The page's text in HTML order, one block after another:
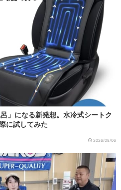
」になる新発想。水冷式シートク
に試してみた
2026/08/06